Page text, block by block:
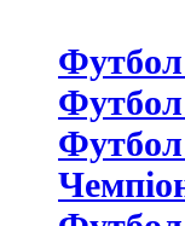
Футбол